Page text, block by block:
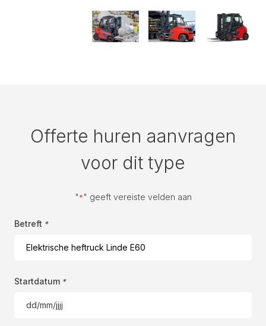
Offerte huren aanvragen
voor dit type
"*" geeft vereiste velden aan
Betreft *
Startdatum *